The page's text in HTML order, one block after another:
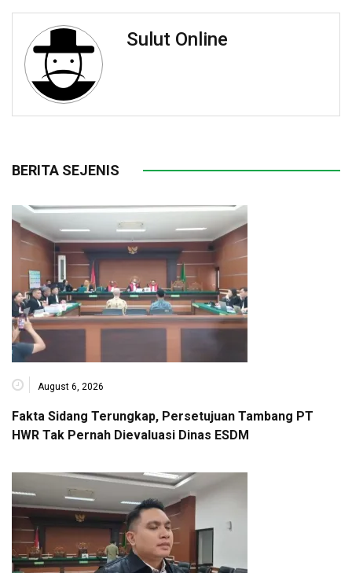
Sulut Online
BERITA SEJENIS
August 6, 2026
Fakta Sidang Terungkap, Persetujuan Tambang PT
HWR Tak Pernah Dievaluasi Dinas ESDM